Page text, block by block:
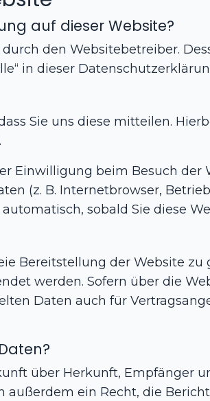
auf dieser Website?
den Websitebetreiber.
in dieser
Sie uns diese mitteilen.
Einwilligung beim Besuch der
(z. B. Internetbrowser,
sobald Sie diese
Bereitstellung der Website zu
werden. Sofern über die
Daten auch für
über Herkunft, Empfänger
außerdem ein Recht, die